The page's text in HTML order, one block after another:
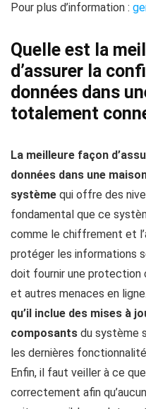
Pour plus d’information :
Quelle est la
d’assurer la
données dans
totalement
La meilleure façon
données dans une
système qui offre des
fondamental que ce
comme le chiffrement et
protéger les informations
doit fournir une protection
et autres menaces en ligne.
qu’il inclue des mises à
composants du système
les dernières
Enfin, il faut veiller à ce
correctement afin